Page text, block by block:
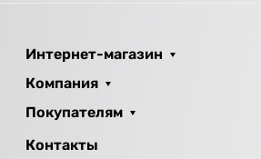
Интернет-магазин
Компания
Покупателям
Контакты